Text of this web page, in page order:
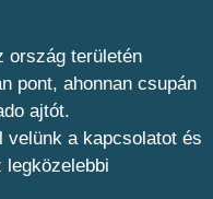
ország területén
pont, ahonnan csupán
ajtót.
velünk a kapcsolatot és
legközelebbi